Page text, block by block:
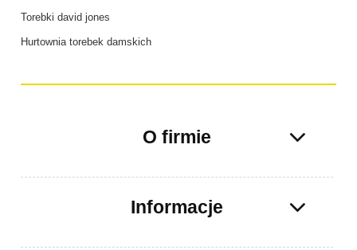
Torebki david jones
Hurtownia torebek damskich
O firmie
Informacje